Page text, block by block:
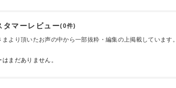
タマーレビュー(0件)
より頂いたお声の中から一部抜粋・編集の上掲載しています。
はまだありません。